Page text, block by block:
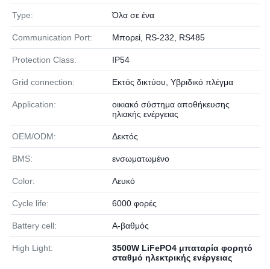
Type: Όλα σε ένα
Communication Port: Μπορεί, RS-232, RS485
Protection Class: IP54
Grid connection: Εκτός δικτύου, Υβριδικό πλέγμα
Application:
οικιακό σύστημα αποθήκευσης
ηλιακής ενέργειας
OEM/ODM: Δεκτός
BMS: ενσωματωμένο
Color: Λευκό
Cycle life: 6000 φορές
Battery cell: Α-βαθμός
High Light:
3500W LiFePO4 μπαταρία φορητό
σταθμό ηλεκτρικής ενέργειας